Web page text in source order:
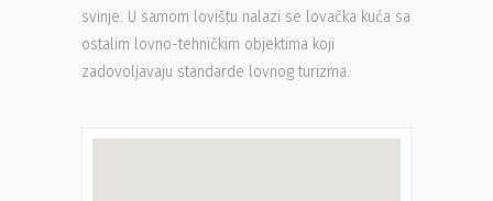
svinje. U samom lovištu nalazi se lovačka kuća sa
ostalim lovno-tehničkim objektima koji
zadovoljavaju standarde lovnog turizma.